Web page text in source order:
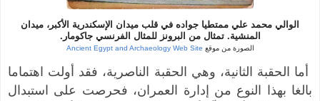
الوالي محمد علي ممتطيا جواده في قلب ميدان الإسكندرية الأكبر، ميدان
المنشية. تمثال من البرونز للمثال الفرنسي جاكومار.
الصورة من موقع Ancient Egypt and Archaeology Web Site
أما الحقبة الثانية، وهي الحقبة الناصرية، فقد أولت اهتماما
بالغا بهذا النوع من إدارة العمران، فحرصت على استبدال